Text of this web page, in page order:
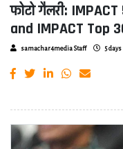
फोटो गैलरी:
and IMPACT Top
samachar4media Staff 5 days